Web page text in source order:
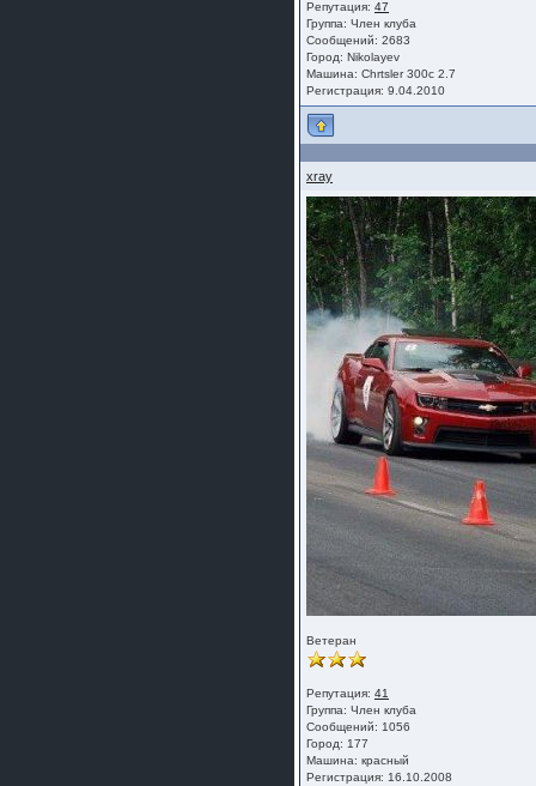
Репутация: 47
Группа: Член клуба
Сообщений: 2683
Город: Nikolayev
Машина: Chrtsler 300c 2.7
Регистрация: 9.04.2010
xray
Ветеран
Репутация: 41
Группа: Член клуба
Сообщений: 1056
Город: 177
Машина: красный
Регистрация: 16.10.2008